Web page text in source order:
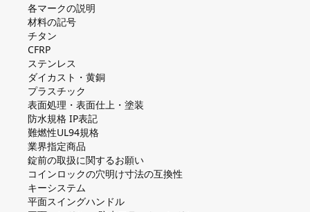
各マークの説明
材料の記号
チタン
CFRP
ステンレス
ダイカスト・⻩銅
プラスチック
表面処理・表面仕上・塗装
防⽔規格 IP表記
難燃性UL94規格
業界指定商品
錠前の取扱に関するお願い
コインロックの⽳明け⼨法の互換性
キーシステム
平⾯スイングハンドル